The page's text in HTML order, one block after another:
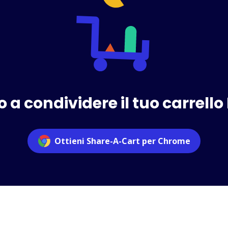
a condividere il tuo carrello
Ottieni Share-A-Cart per Chrome